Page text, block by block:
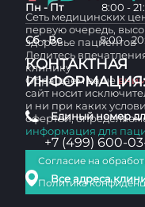
Пн - Пт 8:00 -
Сб - Вс 8:00 -
КОНТАКТНАЯ
ИНФОРМАЦИЯ:
Единый номер
+7 (499) 600-
Все адреса
Сеть медицинских
первую очередь,
здоровье пациентов
Делитесь
клинику
Обращаем ваше
сайт носит
и ни при каких
офертой,
информация для
Согласие на
Политика